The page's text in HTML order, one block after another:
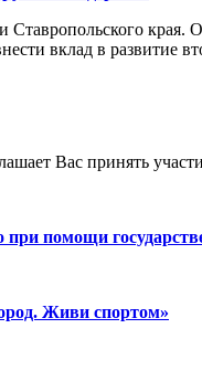
края.
вклад в развитие
Вас принять
помощи
Живи спортом»